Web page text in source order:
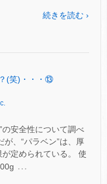
続きを読む ›
(笑)・・・⑬
の安全性について調べ
、“パラベン”は、厚
定められている。 使
…